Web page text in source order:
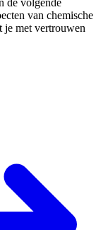
van chemische
je met vertrouwen